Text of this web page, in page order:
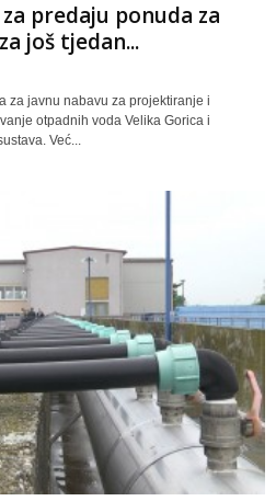
za predaju ponuda za
još tjedan...
za javnu nabavu za projektiranje i
otpadnih voda Velika Gorica i
Već...